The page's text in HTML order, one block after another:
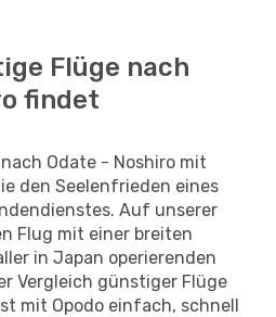
Flüge nach
findet
Odate - Noshiro mit
den Seelenfrieden eines
Auf unserer
Flug mit einer breiten
in Japan operierenden
Vergleich günstiger Flüge
mit Opodo einfach, schnell